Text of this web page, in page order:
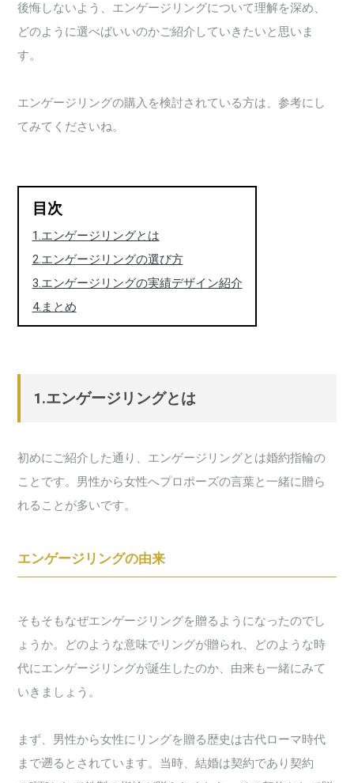
後悔しないよう、エンゲージリングについて理解を深め、
どのように選べばいいのかご紹介していきたいと思いま
す。
エンゲージリングの購入を検討されている方は、参考にし
てみてくださいね。
目次
1.エンゲージリングとは
2.エンゲージリングの選び方
3.エンゲージリングの実績デザイン紹介
4.まとめ
1.エンゲージリングとは
初めにご紹介した通り、エンゲージリングとは婚約指輪の
ことです。男性から女性へプロポーズの言葉と一緒に贈ら
れることが多いです。
エンゲージリングの由来
そもそもなぜエンゲージリングを贈るようになったのでし
ょうか。どのような意味でリングが贈られ、どのような時
代にエンゲージリングが誕生したのか、由来も一緒にみて
いきましょう。
まず、男性から女性にリングを贈る歴史は古代ローマ時代
まで遡るとされています。当時、結婚は契約であり契約